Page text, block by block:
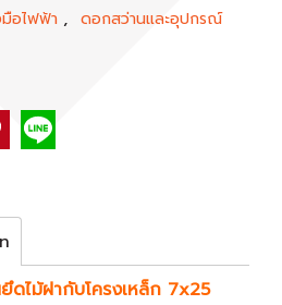
อไฟฟ้า , ดอกสว่านและอุปกรณ์
ดไม้ฝากับโครงเหล็ก 7x25